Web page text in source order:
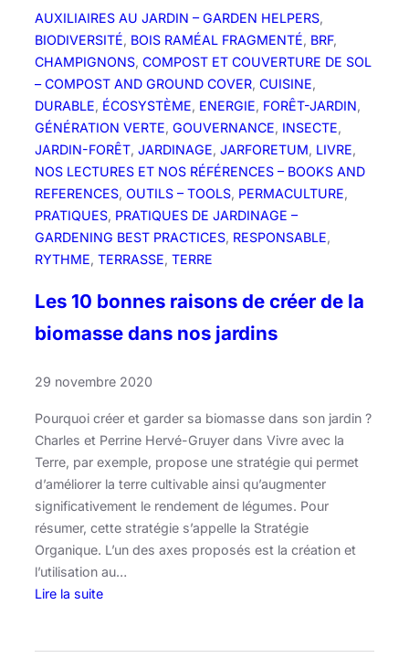
n
o
t
r
e
p
o
j
e
a
e
T
p
e
e
AUXILIAIRES AU JARDIN – GARDEN HELPERS
BIODIVERSITÉ, BOIS RAMÉAL FRAGMENTÉ, BRF
CHAMPIGNONS, COMPOST ET COUVERTURE DE SOL
– COMPOST AND GROUND COVER, CUISINE
DURABLE, ÉCOSYSTÈME, ENERGIE, FORÊT-JARDIN
GÉNÉRATION VERTE, GOUVERNANCE, INSECTE
JARDIN-FORÊT, JARDINAGE, JARFORETUM, LIVRE
NOS LECTURES ET NOS RÉFÉRENCES – BOOKS AND
REFERENCES, OUTILS – TOOLS, PERMACULTURE
PRATIQUES, PRATIQUES DE JARDINAGE –
GARDENING BEST PRACTICES, RESPONSABLE
RYTHME, TERRASSE, TERRE
Les 10 bonnes raisons de créer de la
biomasse dans nos jardins
29 novembre 2020
Pourquoi créer et garder sa biomasse dans son jardin ?
Charles et Perrine Hervé-Gruyer dans Vivre avec la
Terre, par exemple, propose une stratégie qui permet
d’améliorer la terre cultivable ainsi qu’augmenter
significativement le rendement de légumes. Pour
résumer, cette stratégie s’appelle la Stratégie
Organique. L’un des axes proposés est la création et
l’utilisation au…
Lire la suite